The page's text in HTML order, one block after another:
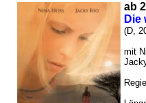
ab
Die
(D,
mit